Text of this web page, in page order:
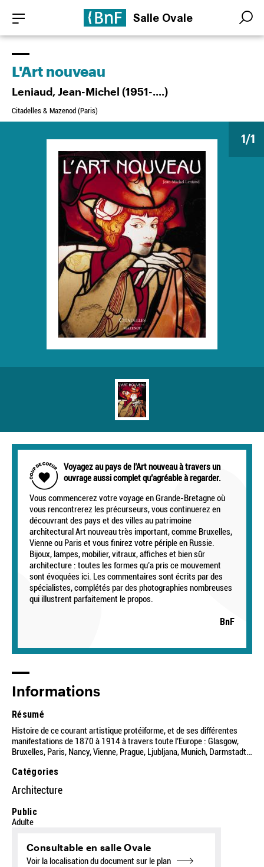
contenu
principal
Salle Ovale Search
Search
1/1
L'Art nouveau
Leniaud, Jean-Michel (1951-....)
Citadelles & Mazenod (Paris)
Voyagez au pays de l’Art nouveau à travers un
ouvrage aussi complet qu’agréable à regarder.
Vous commencerez votre voyage en Grande-Bretagne où
vous rencontrerez les précurseurs, vous continuerez en
découvrant des pays et des villes au patrimoine
architectural Art nouveau très important, comme Bruxelles,
Vienne ou Paris et vous finirez votre périple en Russie.
Bijoux, lampes, mobilier, vitraux, affiches et bien sûr
architecture : toutes les formes qu’a pris ce mouvement
sont évoquées ici. Les commentaires sont écrits par des
spécialistes, complétés par des photographies nombreuses
qui illustrent parfaitement le propos.
BnF
Informations
Résumé
Histoire de ce courant artistique protéiforme, et de ses différentes
manifestations de 1870 à 1914 à travers toute l’Europe : Glasgow,
Bruxelles, Paris, Nancy, Vienne, Prague, Ljubljana, Munich, Darmstadt…
Catégories
Architecture
Public
Adulte
Consultable en salle Ovale
Voir la localisation du document sur le plan
Panneau de gestion des cookies